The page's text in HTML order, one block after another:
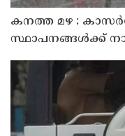
കനത്ത മഴ :
സ്ഥാപനങ്ങൾക്ക്